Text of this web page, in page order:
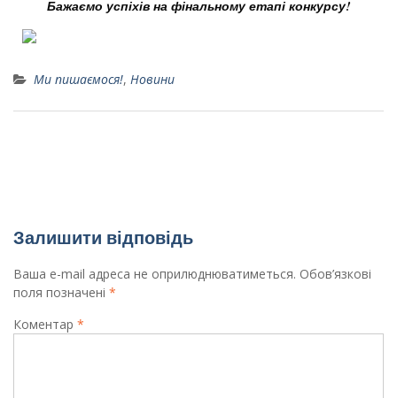
Бажаємо успіхів на фінальному етапі конкурсу!
Ми пишаємося!, Новини
Залишити відповідь
Ваша e-mail адреса не оприлюднюватиметься. Обов’язкові
поля позначені *
Коментар *